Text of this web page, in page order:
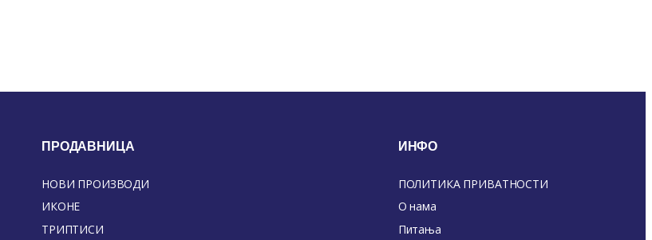
ПРОДАВНИЦА
НОВИ ПРОИЗВОДИ
ИКОНЕ
ТРИПТИСИ
ИНФО
ПОЛИТИКА ПРИВАТНОСТИ
О нама
Питања